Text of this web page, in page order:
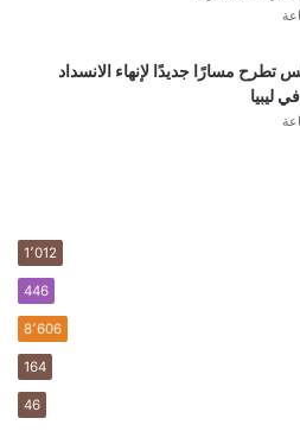
تطرح مسارًا جديدًا لإنهاء الانسداد
ليبيا
1٬012
446
8٬606
164
46